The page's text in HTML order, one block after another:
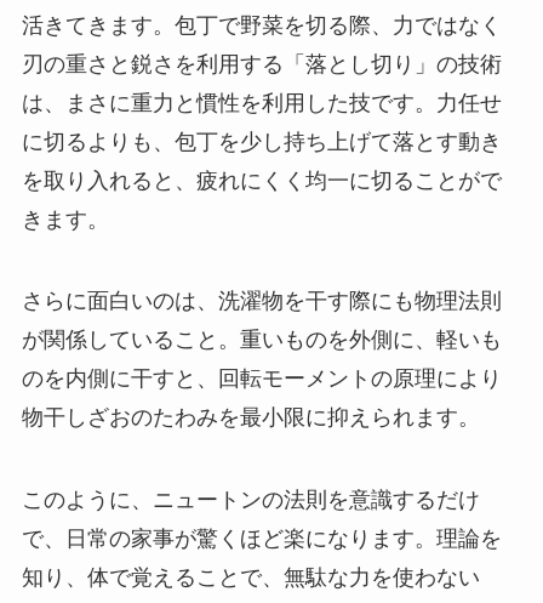
活きてきます。包丁で野菜を切る際、力ではなく
刃の重さと鋭さを利用する「落とし切り」の技術
は、まさに重力と慣性を利用した技です。力任せ
に切るよりも、包丁を少し持ち上げて落とす動き
を取り入れると、疲れにくく均一に切ることがで
きます。
さらに面白いのは、洗濯物を干す際にも物理法則
が関係していること。重いものを外側に、軽いも
のを内側に干すと、回転モーメントの原理により
物干しざおのたわみを最小限に抑えられます。
このように、ニュートンの法則を意識するだけ
で、日常の家事が驚くほど楽になります。理論を
知り、体で覚えることで、無駄な力を使わない